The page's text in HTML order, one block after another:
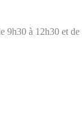
9h30 à 12h30 et